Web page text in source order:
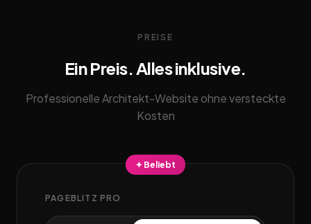
PREISE
Ein Preis. Alles inklusive.
Professionelle Architekt-Website ohne versteckte
Kosten
✦ Beliebt
PAGEBLITZ PRO